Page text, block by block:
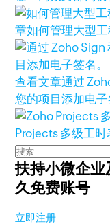
章如何管理大型
查看文章通过
您的项目添加电子
Projects 多级工时
扶持小微企
久免费账号
立即注册